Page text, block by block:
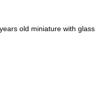
old miniature with glass